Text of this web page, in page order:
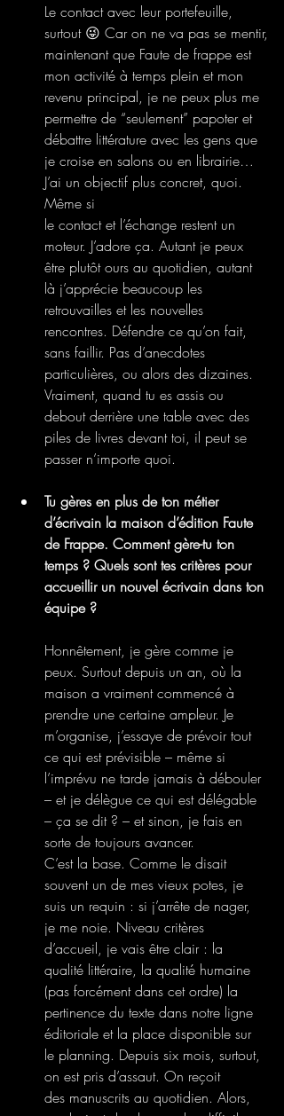
Le contact avec leur portefeuille,
surtout 😜 Car on ne va pas se mentir,
maintenant que Faute de frappe est
mon activité à temps plein et mon
revenu principal, je ne peux plus me
permettre de “seulement” papoter et
débattre littérature avec les gens que
je croise en salons ou en librairie…
J’ai un objectif plus concret, quoi.
Même si
le contact et l’échange restent un
moteur. J’adore ça. Autant je peux
être plutôt ours au quotidien, autant
là j’apprécie beaucoup les
retrouvailles et les nouvelles
rencontres. Défendre ce qu’on fait,
sans faillir. Pas d’anecdotes
particulières, ou alors des dizaines.
Vraiment, quand tu es assis ou
debout derrière une table avec des
piles de livres devant toi, il peut se
passer n’importe quoi.
Tu gères en plus de ton métier
d’écrivain la maison d’édition Faute
de Frappe. Comment gère-tu ton
temps ? Quels sont tes critères pour
accueillir un nouvel écrivain dans ton
équipe ?
Honnêtement, je gère comme je
peux. Surtout depuis un an, où la
maison a vraiment commencé à
prendre une certaine ampleur. Je
m’organise, j’essaye de prévoir tout
ce qui est prévisible – même si
l’imprévu ne tarde jamais à débouler
– et je délègue ce qui est délégable
– ça se dit ? – et sinon, je fais en
sorte de toujours avancer.
C’est la base. Comme le disait
souvent un de mes vieux potes, je
suis un requin : si j’arrête de nager,
je me noie. Niveau critères
d’accueil, je vais être clair : la
qualité littéraire, la qualité humaine
(pas forcément dans cet ordre) la
pertinence du texte dans notre ligne
éditoriale et la place disponible sur
le planning. Depuis six mois, surtout,
on est pris d’assaut. On reçoit
des manuscrits au quotidien. Alors,